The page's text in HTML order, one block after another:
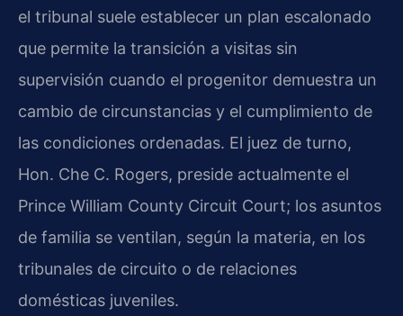
el tribunal suele establecer un plan escalonado
que permite la transición a visitas sin
supervisión cuando el progenitor demuestra un
cambio de circunstancias y el cumplimiento de
las condiciones ordenadas. El juez de turno,
Hon. Che C. Rogers, preside actualmente el
Prince William County Circuit Court; los asuntos
de familia se ventilan, según la materia, en los
tribunales de circuito o de relaciones
domésticas juveniles.